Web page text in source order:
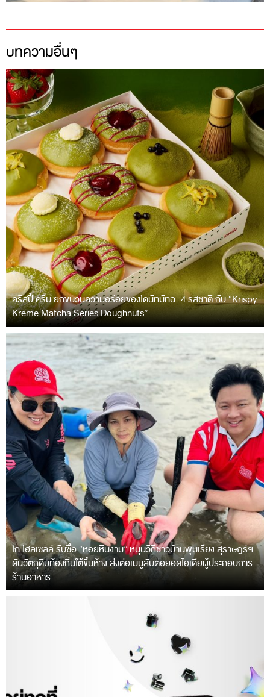
บทความอื่นๆ
คริสปี้ ครีม ยกขบวนความอร่อยของโดนัทมัทฉะ 4 รสชาติ กับ “Krispy
Kreme Matcha Series Doughnuts”
โก โฮลเซลล์ รับซื้อ “หอยหินงาม” หนุนวิถีชาวบ้านพุมเรียง สุราษฎร์ฯ
ดันวัตถุดิบท้องถิ่นใต้ขึ้นห้าง ส่งต่อเมนูลับต่อยอดไอเดียผู้ประกอบการ
ร้านอาหาร